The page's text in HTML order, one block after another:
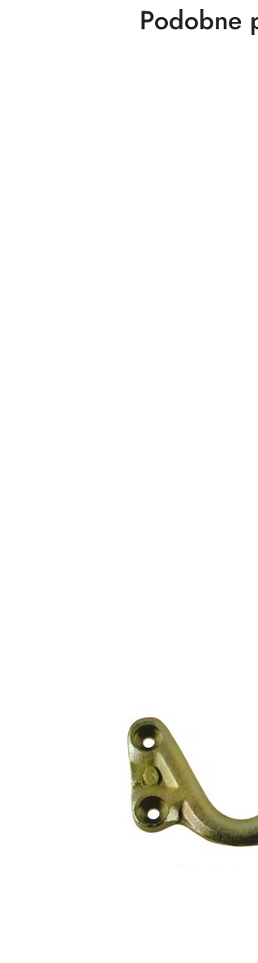
Produkty
Podobne